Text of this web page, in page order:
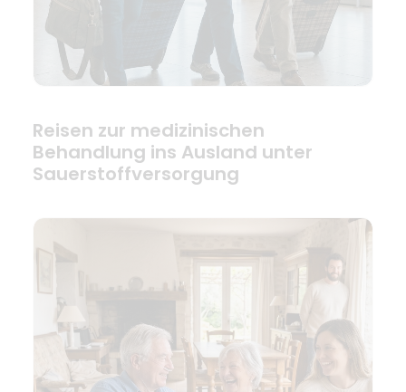
Reisen zur medizinischen
Behandlung ins Ausland unter
Sauerstoffversorgung